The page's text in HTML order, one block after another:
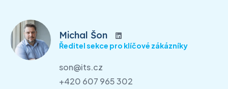
Michal Šon
Ředitel sekce pro klíčové zákázníky
son@its.cz
+420 607 965 302